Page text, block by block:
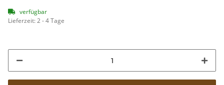
verfügbar
Lieferzeit:2 - 4 Tage